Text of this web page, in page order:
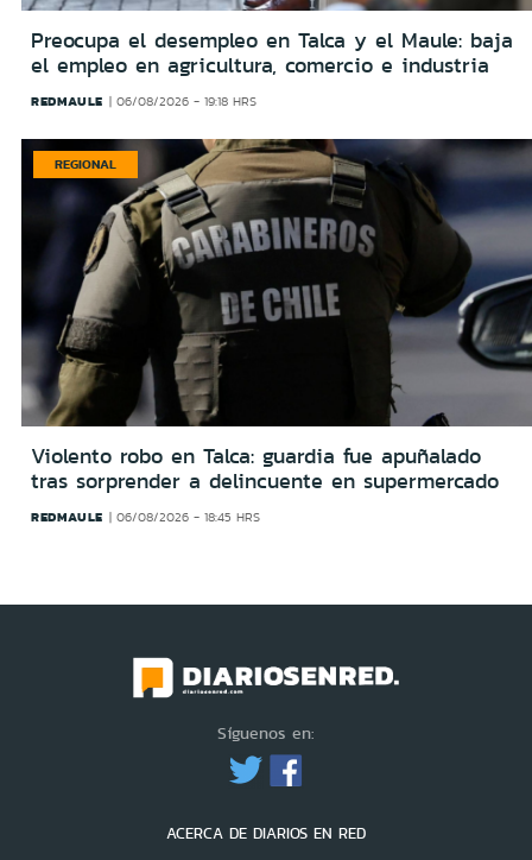
Preocupa el desempleo en Talca y el Maule: baja
el empleo en agricultura, comercio e industria
REDMAULE 06/08/2026 - 19:18 HRS
REGIONAL
Violento robo en Talca: guardia fue apuñalado
tras sorprender a delincuente en supermercado
REDMAULE 06/08/2026 - 18:45 HRS
Síguenos en:
ACERCA DE DIARIOS EN RED